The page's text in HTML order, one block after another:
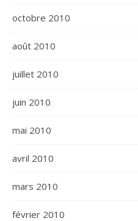
octobre 2010
août 2010
juillet 2010
juin 2010
mai 2010
avril 2010
mars 2010
février 2010